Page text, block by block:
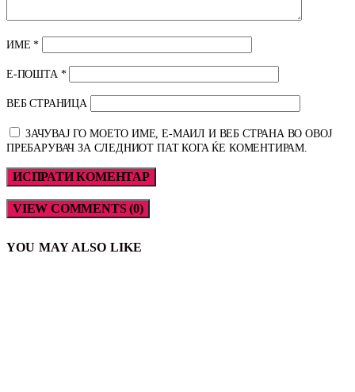
ИМЕ*
Е-ПОШТА *
ВЕБ СТРАНИЦА
ЗАЧУВАЈ ГО МОЕТО ИМЕ, Е-МАИЛ И ВЕБ СТРАНА ВО ОВОЈ
ПРЕБАРУВАЧ ЗА СЛЕДНИОТ ПАТ КОГА ЌЕ КОМЕНТИРАМ.
VIEW COMMENTS (0)
YOU MAY ALSO LIKE